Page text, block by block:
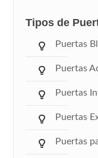
Tipos de
Puertas
Puertas
Puertas
Puertas
Puertas